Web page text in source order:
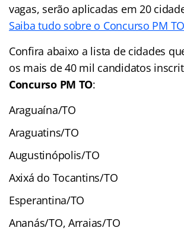
vagas, serão aplicadas em 20
Saiba tudo sobre o Concurso PM
Confira abaixo a lista de cidades
os mais de 40 mil candidatos
Concurso PM TO:
Araguaína/TO
Araguatins/TO
Augustinópolis/TO
Axixá do Tocantins/TO
Esperantina/TO
Ananás/TO, Arraias/TO